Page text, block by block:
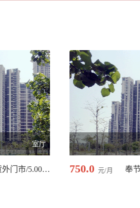
室厅
洋洋百货外门市/5.00 平米 750.0 元/月